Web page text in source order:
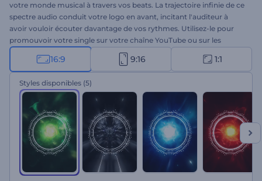
votre monde musical à travers vos beats. La trajectoire infinie de ce
spectre audio conduit votre logo en avant, incitant l'auditeur à
avoir vouloir écouter davantage de vos rythmes. Utilisez-le pour
promouvoir votre single sur votre chaîne YouTube ou sur les
réseaux sociaux afin d'attirer de nouveaux auditeurs. À vous
d'essayer ! 16:9 9:16 1:1
Styles disponibles (5)